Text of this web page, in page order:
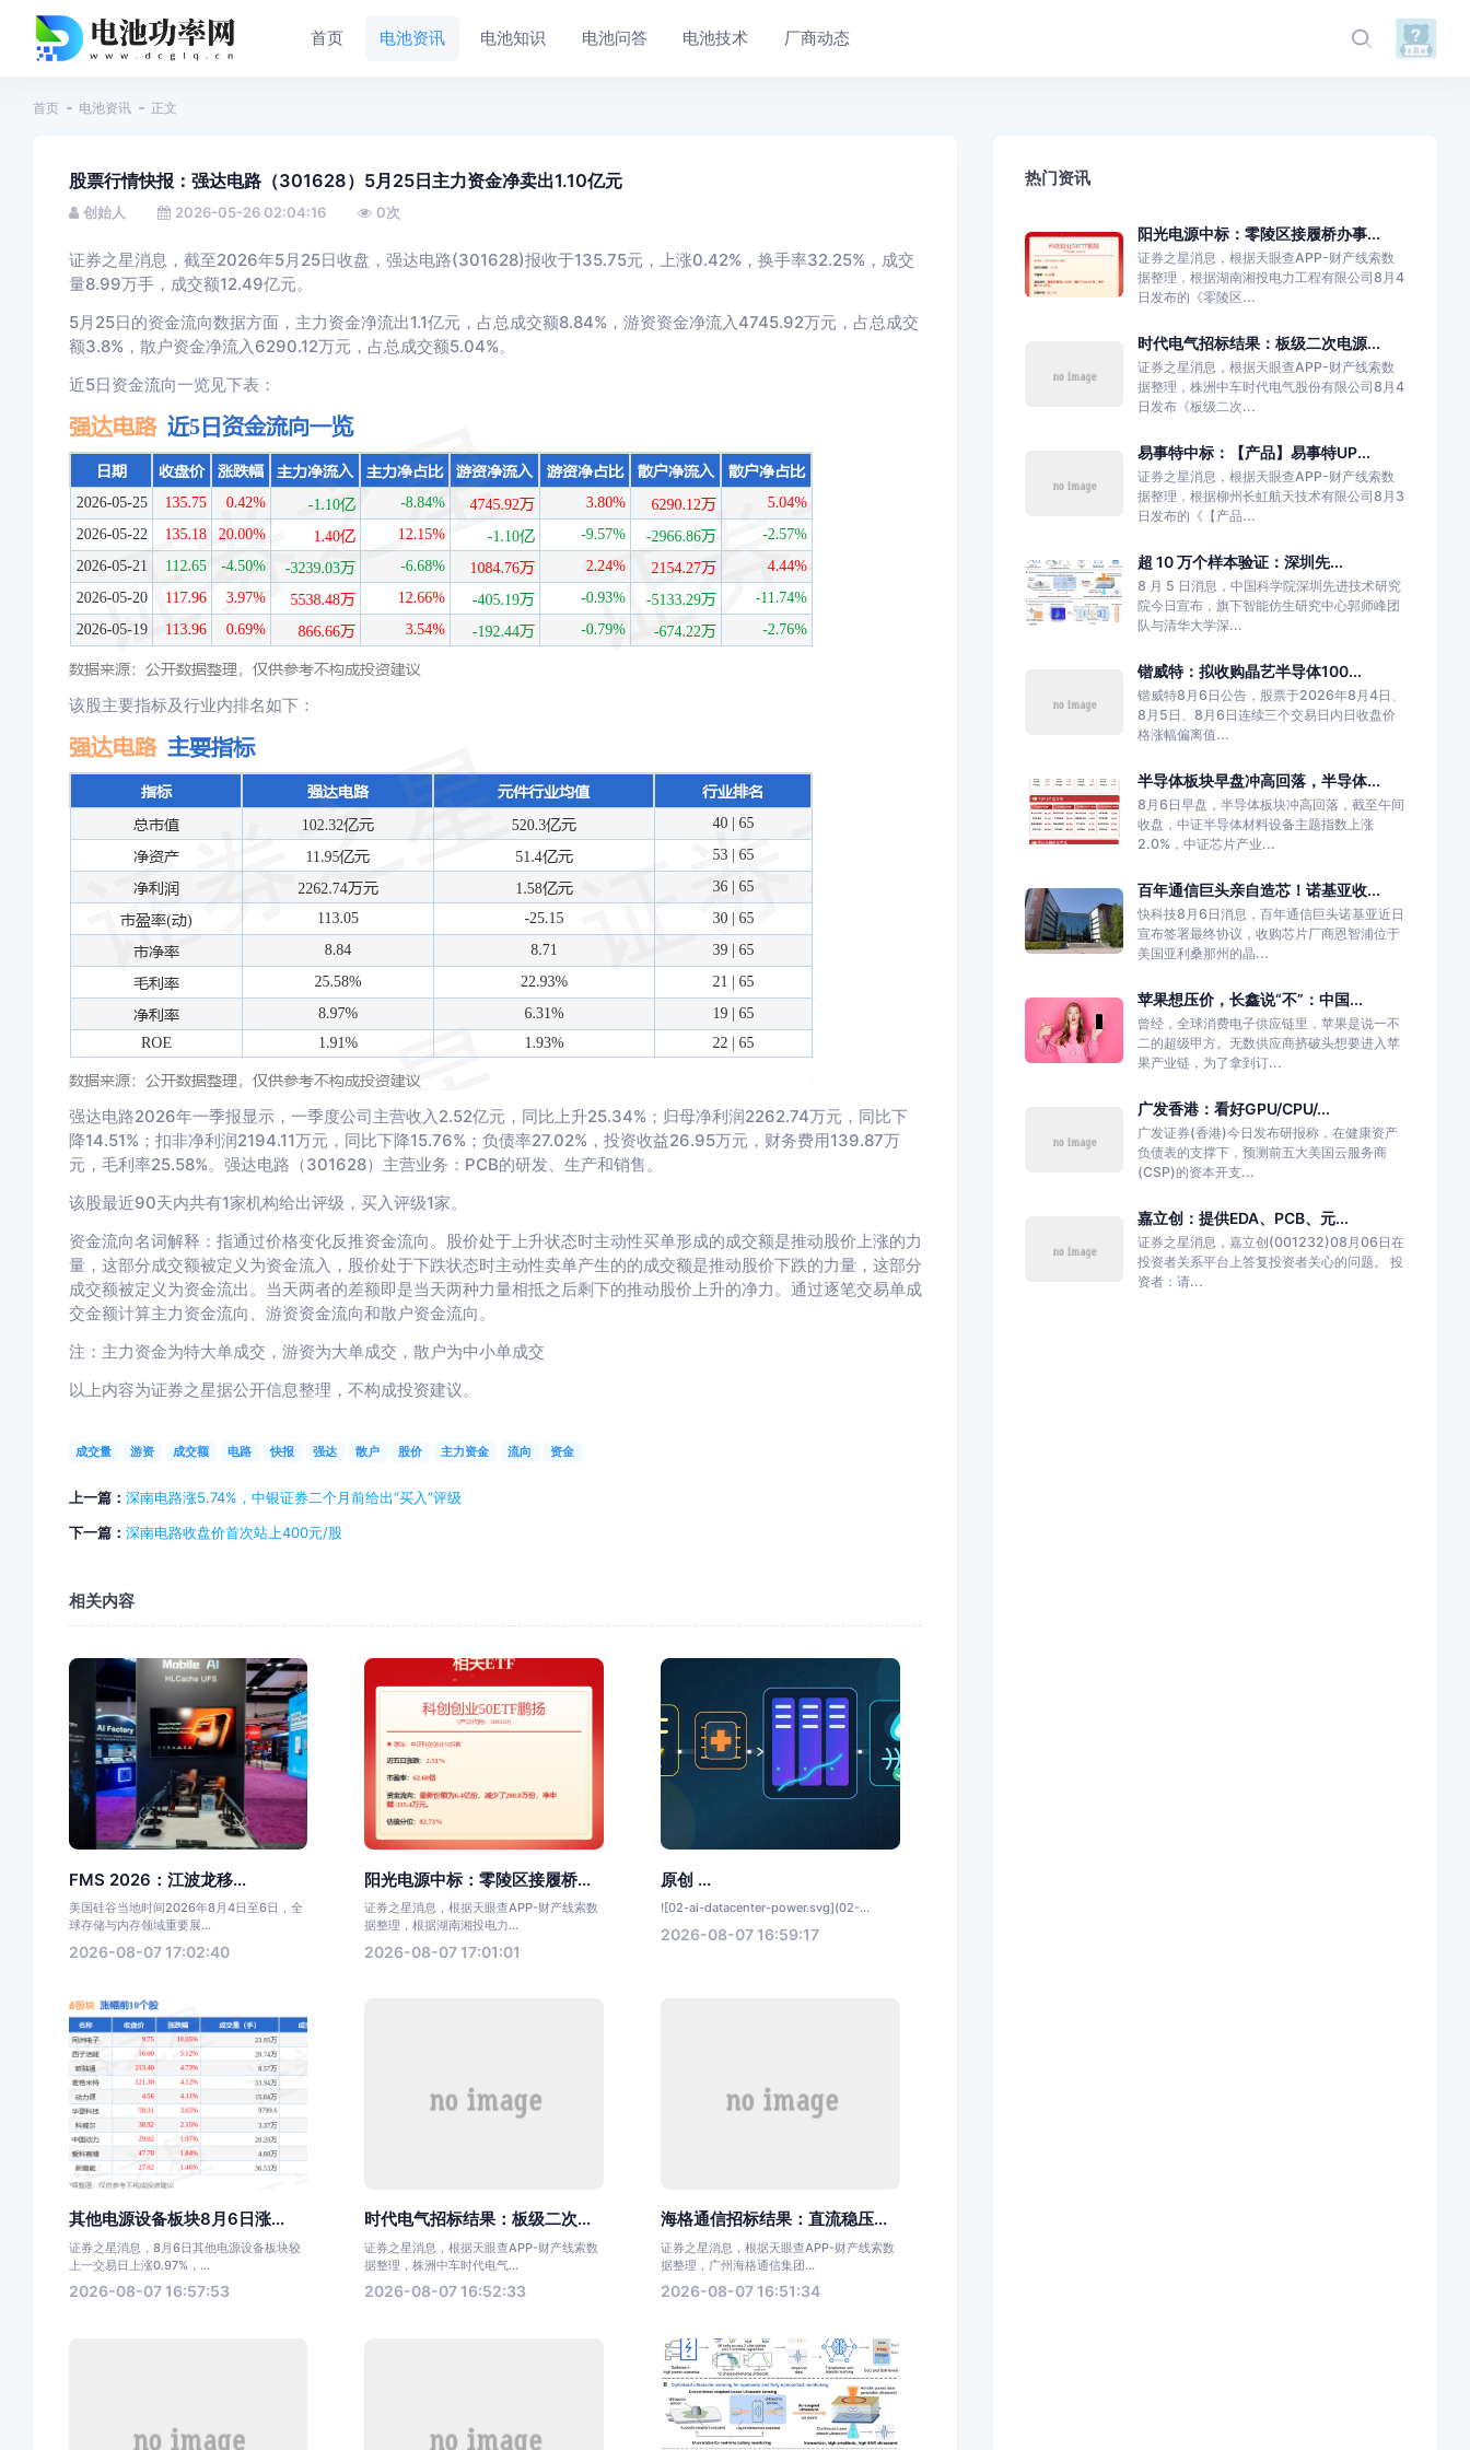
首页 电池资讯 电池知识 电池问答 电池技术 厂商动态
首页 电池资讯 正文
股票行情快报：强达电路（301628）5月25日主力资金净卖出1.10亿元
创始人 2026-05-26 02:04:16 0次
证券之星消息，截至2026年5月25日收盘，强达电路(301628)报收于135.75元，上涨0.42%，换手率32.25%，成交
量8.99万手，成交额12.49亿元。
5月25日的资金流向数据方面，主力资金净流出1.1亿元，占总成交额8.84%，游资资金净流入4745.92万元，占总成交
额3.8%，散户资金净流入6290.12万元，占总成交额5.04%。
近5日资金流向一览见下表：
该股主要指标及行业内排名如下：
强达电路2026年一季报显示，一季度公司主营收入2.52亿元，同比上升25.34%；归母净利润2262.74万元，同比下
降14.51%；扣非净利润2194.11万元，同比下降15.76%；负债率27.02%，投资收益26.95万元，财务费用139.87万
元，毛利率25.58%。强达电路（301628）主营业务：PCB的研发、生产和销售。
该股最近90天内共有1家机构给出评级，买入评级1家。
资金流向名词解释：指通过价格变化反推资金流向。股价处于上升状态时主动性买单形成的成交额是推动股价上涨的力
量，这部分成交额被定义为资金流入，股价处于下跌状态时主动性卖单产生的的成交额是推动股价下跌的力量，这部分
成交额被定义为资金流出。当天两者的差额即是当天两种力量相抵之后剩下的推动股价上升的净力。通过逐笔交易单成
交金额计算主力资金流向、游资资金流向和散户资金流向。
注：主力资金为特大单成交，游资为大单成交，散户为中小单成交
以上内容为证券之星据公开信息整理，不构成投资建议。
成交量 游资 成交额 电路 快报 强达 散户 股价 主力资金 流向 资金
上一篇： 深南电路涨5.74%，中银证券二个月前给出“买入”评级
下一篇： 深南电路收盘价首次站上400元/股
相关内容
FMS 2026：江波龙移...
美国硅谷当地时间2026年8月4日至6日，全
球存储与内存领域重要展...
2026-08-07 17:02:40
阳光电源中标：零陵区接履桥...
证券之星消息，根据天眼查APP-财产线索数
据整理，根据湖南湘投电力...
2026-08-07 17:01:01
原创 ...
![02-ai-datacenter-power.svg](02-...
2026-08-07 16:59:17
其他电源设备板块8月6日涨...
证券之星消息，8月6日其他电源设备板块较
上一交易日上涨0.97%，...
2026-08-07 16:57:53
时代电气招标结果：板级二次...
证券之星消息，根据天眼查APP-财产线索数
据整理，株洲中车时代电气...
2026-08-07 16:52:33
海格通信招标结果：直流稳压...
证券之星消息，根据天眼查APP-财产线索数
据整理，广州海格通信集团...
2026-08-07 16:51:34
热门资讯
阳光电源中标：零陵区接履桥办事...
证券之星消息，根据天眼查APP-财产线索数
据整理，根据湖南湘投电力工程有限公司8月4
日发布的《零陵区...
时代电气招标结果：板级二次电源...
证券之星消息，根据天眼查APP-财产线索数
据整理，株洲中车时代电气股份有限公司8月4
日发布《板级二次...
易事特中标：【产品】易事特UP...
证券之星消息，根据天眼查APP-财产线索数
据整理，根据柳州长虹航天技术有限公司8月3
日发布的《【产品...
超 10 万个样本验证：深圳先...
8 月 5 日消息，中国科学院深圳先进技术研究
院今日宣布，旗下智能仿生研究中心郭师峰团
队与清华大学深...
锴威特：拟收购晶艺半导体100...
锴威特8月6日公告，股票于2026年8月4日、
8月5日、8月6日连续三个交易日内日收盘价
格涨幅偏离值...
半导体板块早盘冲高回落，半导体...
8月6日早盘，半导体板块冲高回落，截至午间
收盘，中证半导体材料设备主题指数上涨
2.0%，中证芯片产业...
百年通信巨头亲自造芯！诺基亚收...
快科技8月6日消息，百年通信巨头诺基亚近日
宣布签署最终协议，收购芯片厂商恩智浦位于
美国亚利桑那州的晶...
苹果想压价，长鑫说“不”：中国...
曾经，全球消费电子供应链里，苹果是说一不
二的超级甲方。无数供应商挤破头想要进入苹
果产业链，为了拿到订...
广发香港：看好GPU/CPU/...
广发证券(香港)今日发布研报称，在健康资产
负债表的支撑下，预测前五大美国云服务商
(CSP)的资本开支...
嘉立创：提供EDA、PCB、元...
证券之星消息，嘉立创(001232)08月06日在
投资者关系平台上答复投资者关心的问题。 投
资者：请...